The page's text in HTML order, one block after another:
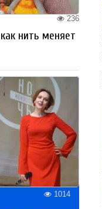
236
нить меняет
1014